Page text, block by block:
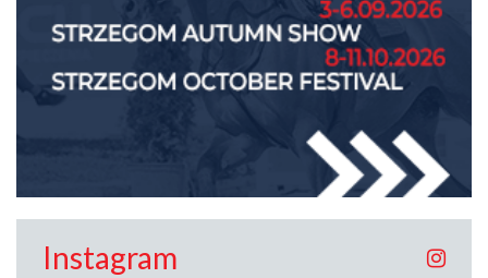
Instagram